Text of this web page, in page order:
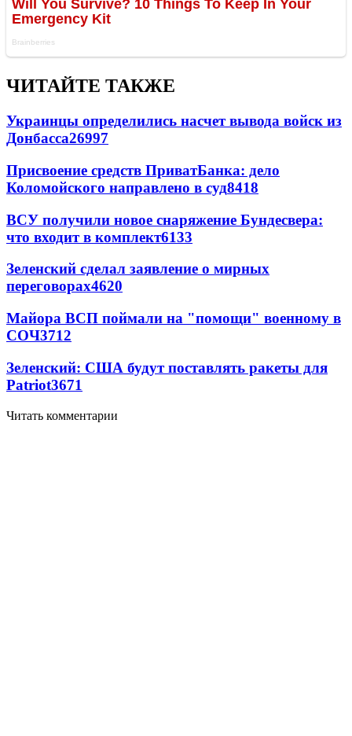
ЧИТАЙТЕ ТАКЖЕ
Украинцы определились насчет вывода войск из
Донбасса26997
Присвоение средств ПриватБанка: дело
Коломойского направлено в суд8418
ВСУ получили новое снаряжение Бундесвера:
что входит в комплект6133
Зеленский сделал заявление о мирных
переговорах4620
Майора ВСП поймали на "помощи" военному в
СОЧ3712
Зеленский: США будут поставлять ракеты для
Patriot3671
Читать комментарии